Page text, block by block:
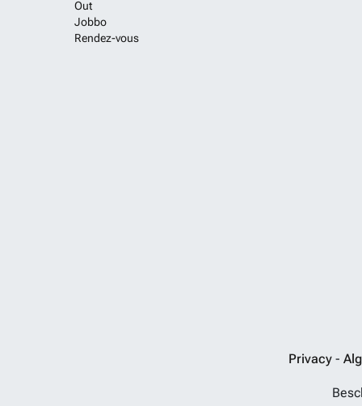
Out
Jobbo
Rendez-vous
Privacy -